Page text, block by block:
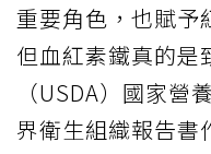
重要角色，也賦予
但血紅素鐵真的是
（USDA）國家
界衛生組織報告書